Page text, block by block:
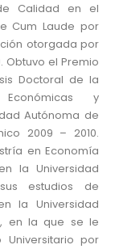
Calidad en el
Cum Laude por
otorgada por
Obtuvo el Premio
Doctoral de la
y
Autónoma de
2009 – 2010.
en Economía
la Universidad
estudios de
la Universidad
en la que se le
por